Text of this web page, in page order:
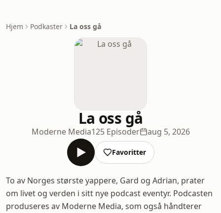
Hjem Podkaster La oss gå
La oss gå
Moderne Media125 Episoder aug 5, 2026
Favoritter
To av Norges største yappere, Gard og Adrian, prater
om livet og verden i sitt nye podcast eventyr. Podcasten
produseres av Moderne Media, som også håndterer